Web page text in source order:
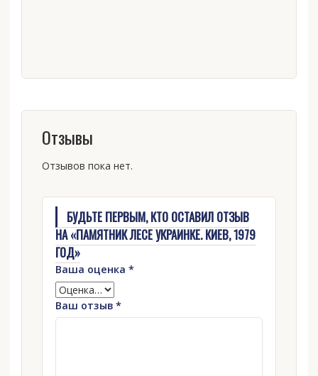
Отзывы
Отзывов пока нет.
БУДЬТЕ ПЕРВЫМ, КТО ОСТАВИЛ ОТЗЫВ
НА «ПАМЯТНИК ЛЕСЕ УКРАИНКЕ. КИЕВ, 1979
ГОД»
Ваша оценка *
Ваш отзыв *